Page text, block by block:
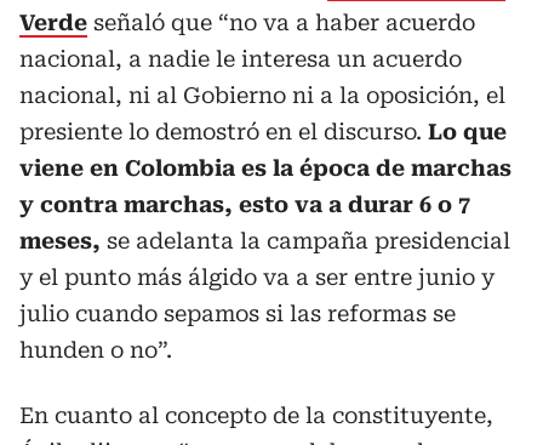
Verde señaló que “no va a haber acuerdo
nacional, a nadie le interesa un acuerdo
nacional, ni al Gobierno ni a la oposición, el
presiente lo demostró en el discurso. Lo que
viene en Colombia es la época de marchas
y contra marchas, esto va a durar 6 o 7
meses, se adelanta la campaña presidencial
y el punto más álgido va a ser entre junio y
julio cuando sepamos si las reformas se
hunden o no”.
En cuanto al concepto de la constituyente,